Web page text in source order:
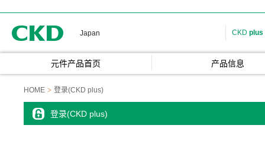
Japan CKD plus
元件产品首页 产品信息
HOME 登录(CKD plus)
登录(CKD plus)